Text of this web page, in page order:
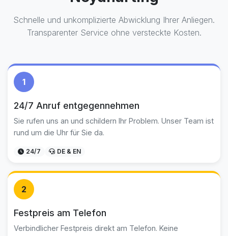
Schnelle und unkomplizierte Abwicklung Ihrer Anliegen.
Transparenter Service ohne versteckte Kosten.
1
24/7 Anruf entgegennehmen
Sie rufen uns an und schildern Ihr Problem. Unser Team ist
rund um die Uhr für Sie da.
24/7 DE & EN
2
Festpreis am Telefon
Verbindlicher Festpreis direkt am Telefon. Keine